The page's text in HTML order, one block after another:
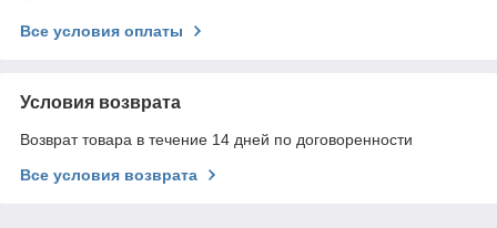
Все условия оплаты
Условия возврата
Возврат товара в течение 14 дней по договоренности
Все условия возврата